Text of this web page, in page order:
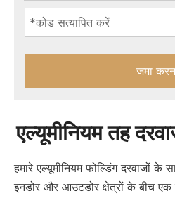
जमा
एल्यूमीनियम तह
हमारे एल्यूमीनियम फोल्डिंग दरवाजों
इनडोर और आउटडोर क्षेत्रों के बीच